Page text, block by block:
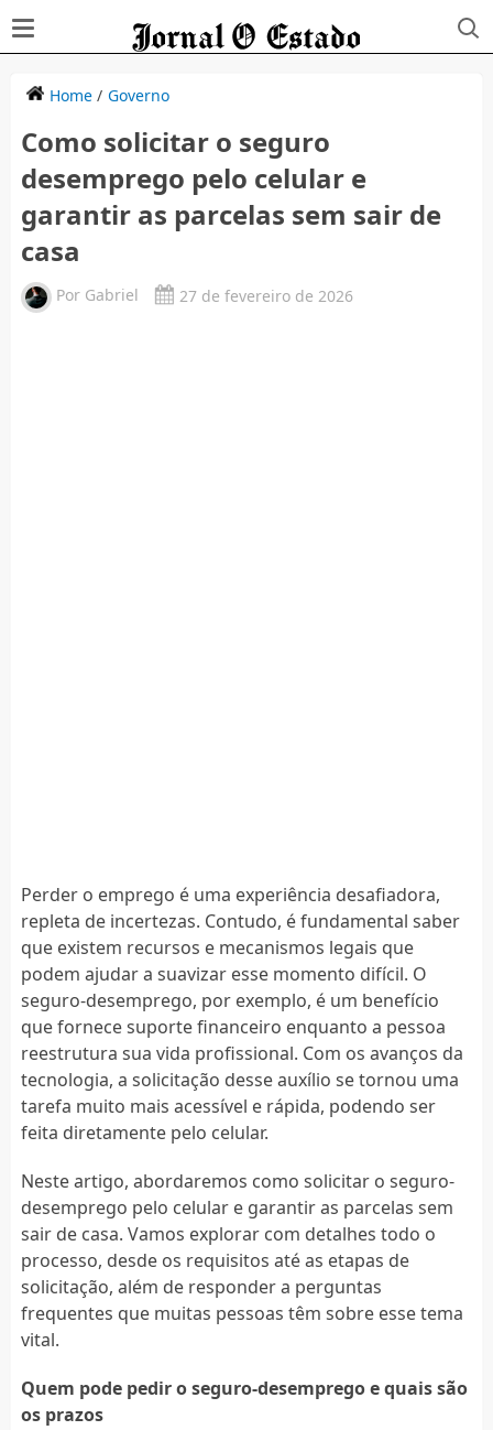
Home/ Governo
Como solicitar o seguro
desemprego pelo celular e
garantir as parcelas sem sair de
casa
Por Gabriel 27 de fevereiro de 2026
Perder o emprego é uma experiência desafiadora,
repleta de incertezas. Contudo, é fundamental saber
que existem recursos e mecanismos legais que
podem ajudar a suavizar esse momento difícil. O
seguro-desemprego, por exemplo, é um benefício
que fornece suporte financeiro enquanto a pessoa
reestrutura sua vida profissional. Com os avanços da
tecnologia, a solicitação desse auxílio se tornou uma
tarefa muito mais acessível e rápida, podendo ser
feita diretamente pelo celular.
Neste artigo, abordaremos como solicitar o seguro-
desemprego pelo celular e garantir as parcelas sem
sair de casa. Vamos explorar com detalhes todo o
processo, desde os requisitos até as etapas de
solicitação, além de responder a perguntas
frequentes que muitas pessoas têm sobre esse tema
vital.
Quem pode pedir o seguro-desemprego e quais são
os prazos